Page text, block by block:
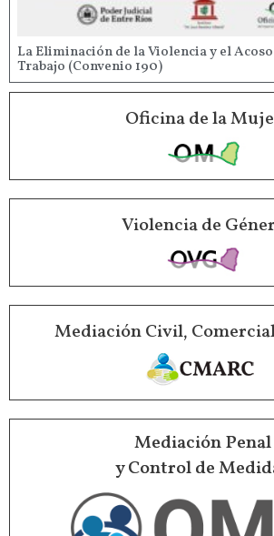
La Eliminación de la Violencia y el
Trabajo (Convenio 190)
Oficina de la
Violencia de
Mediación Civil,
Mediación Penal
y Control de